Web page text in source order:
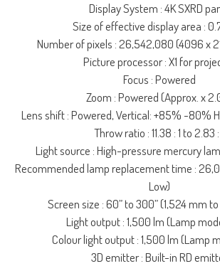
Display System : 4K SXRD
Size of effective display area :
Number of pixels : 26,542,080 (4096 x
Picture processor : X1 for
Focus : Powered
Zoom : Powered (Approx. x
Lens shift : Powered, Vertical: +85% -80%
Throw ratio : 11.38 : 1 to 2.83 :
Light source : High-pressure mercury
Recommended lamp replacement time :
Low)
Screen size : 60” to 300” (1,524 mm
Light output : 1,500 lm (Lamp
Colour light output : 1,500 lm (Lamp
3D emitter : Built-in RD